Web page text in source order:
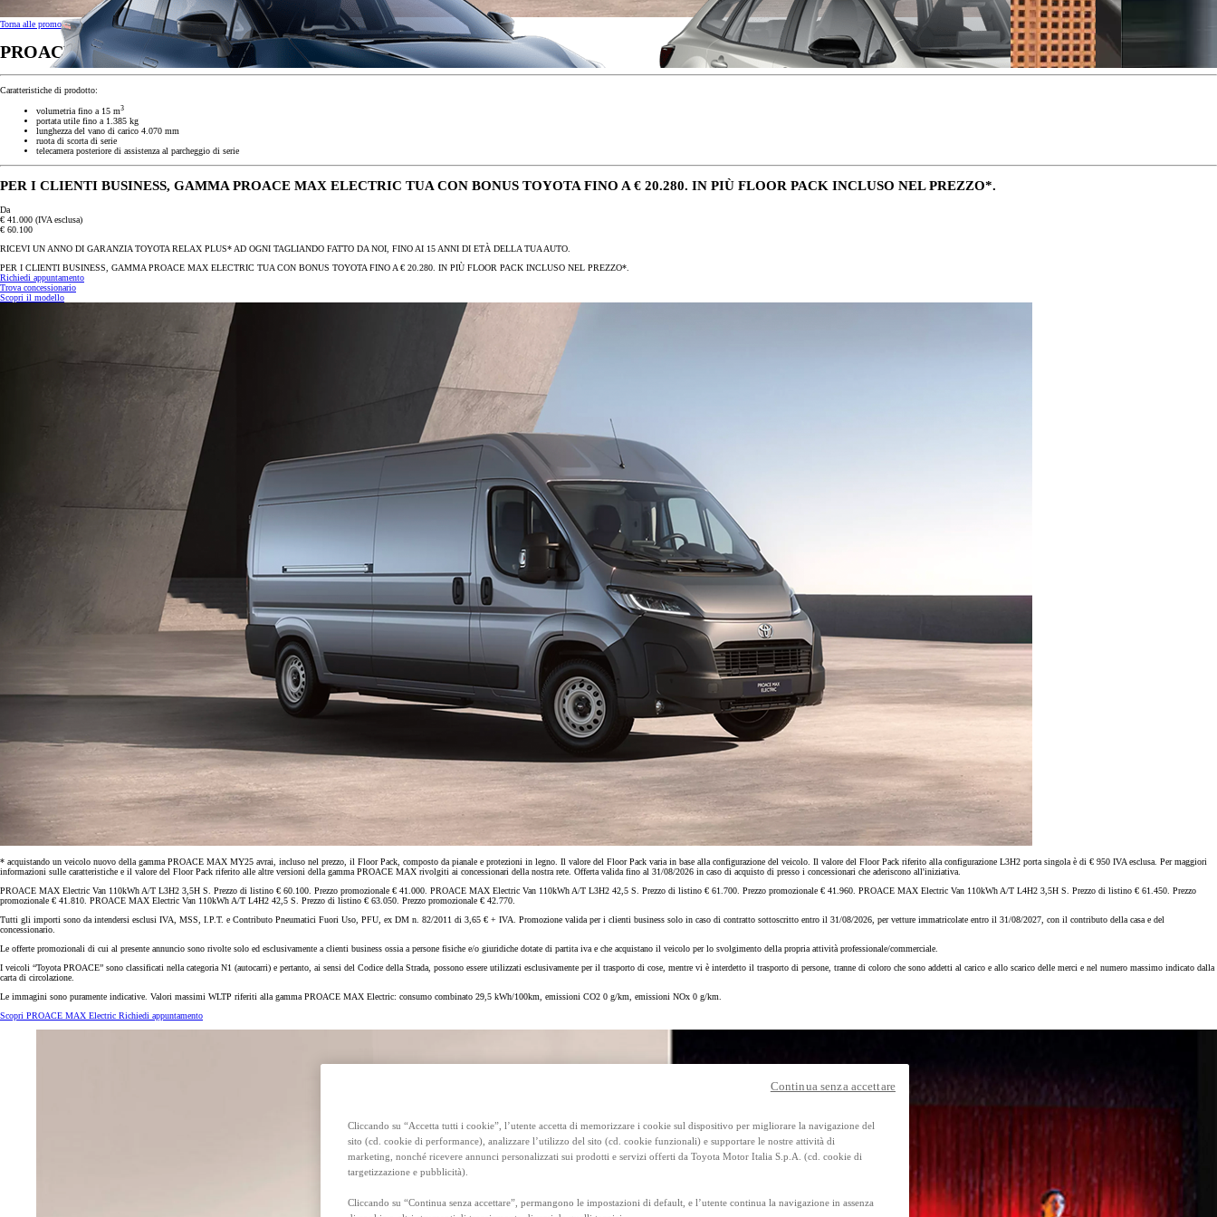
Da
Anche con finanziamento Toyota Easy Next da € 175 al mese
rata finale € 16.643
Da
Da
Anche con finanziamento Toyota Easy Next da € 239 al mese
TAN 7,25 % TAEG 8,38 %
47 rate con anticipo € 15.870,00
rata finale € 18.269
Da
Anche con finanziamento Toyota Easy Next da € 239 al mese
TAN 7,75 % TAEG 8,95 %
rata finale € 17.897
FULL ELECTRIC
FULL HYBRID E PLUG-IN HYBRID
Gamma Toyota Professional
Usato Toyota Approved
Torna alle promozioni
PROACE Max Electric - Toyota Professional
Caratteristiche di prodotto:
volumetria fino a 15 m3
portata utile fino a 1.385 kg
lunghezza del vano di carico 4.070 mm
ruota di scorta di serie
telecamera posteriore di assistenza al parcheggio di serie
PER I CLIENTI BUSINESS, GAMMA PROACE MAX ELECTRIC TUA CON BONUS TOYOTA FINO A € 20.280. IN PIÙ FLOOR PACK INCLUSO NEL PREZZO*.
Da
€ 41.000 (IVA esclusa)
€ 60.100
RICEVI UN ANNO DI GARANZIA TOYOTA RELAX PLUS* AD OGNI TAGLIANDO FATTO DA NOI, FINO AI 15 ANNI DI ETÀ DELLA TUA AUTO.
PER I CLIENTI BUSINESS, GAMMA PROACE MAX ELECTRIC TUA CON BONUS TOYOTA FINO A € 20.280. IN PIÙ FLOOR PACK INCLUSO NEL PREZZO*.
Richiedi appuntamento
Trova concessionario
Scopri il modello
* acquistando un veicolo nuovo della gamma PROACE MAX MY25 avrai, incluso nel prezzo, il Floor Pack, composto da pianale e protezioni in legno. Il valore del Floor Pack varia in base alla configurazione del veicolo. Il valore del Floor Pack riferito alla configurazione L3H2 porta singola è di € 950 IVA esclusa. Per maggiori
informazioni sulle caratteristiche e il valore del Floor Pack riferito alle altre versioni della gamma PROACE MAX rivolgiti ai concessionari della nostra rete. Offerta valida fino al 31/08/2026 in caso di acquisto di presso i concessionari che aderiscono all'iniziativa.
PROACE MAX Electric Van 110kWh A/T L3H2 3,5H S. Prezzo di listino € 60.100. Prezzo promozionale € 41.000. PROACE MAX Electric Van 110kWh A/T L3H2 42,5 S. Prezzo di listino € 61.700. Prezzo promozionale € 41.960. PROACE MAX Electric Van 110kWh A/T L4H2 3,5H S. Prezzo di listino € 61.450. Prezzo
promozionale € 41.810. PROACE MAX Electric Van 110kWh A/T L4H2 42,5 S. Prezzo di listino € 63.050. Prezzo promozionale € 42.770.
Tutti gli importi sono da intendersi esclusi IVA, MSS, I.P.T. e Contributo Pneumatici Fuori Uso, PFU, ex DM n. 82/2011 di 3,65 € + IVA. Promozione valida per i clienti business solo in caso di contratto sottoscritto entro il 31/08/2026, per vetture immatricolate entro il 31/08/2027, con il contributo della casa e del
concessionario.
Le offerte promozionali di cui al presente annuncio sono rivolte solo ed esclusivamente a clienti business ossia a persone fisiche e/o giuridiche dotate di partita iva e che acquistano il veicolo per lo svolgimento della propria attività professionale/commerciale.
I veicoli “Toyota PROACE” sono classificati nella categoria N1 (autocarri) e pertanto, ai sensi del Codice della Strada, possono essere utilizzati esclusivamente per il trasporto di cose, mentre vi è interdetto il trasporto di persone, tranne di coloro che sono addetti al carico e allo scarico delle merci e nel numero massimo indicato dalla
carta di circolazione.
Le immagini sono puramente indicative. Valori massimi WLTP riferiti alla gamma PROACE MAX Electric: consumo combinato 29,5 kWh/100km, emissioni CO2 0 g/km, emissioni NOx 0 g/km.
Scopri PROACE MAX Electric Richiedi appuntamento
Cliccando su “Accetta tutti i cookie”, l’utente accetta di memorizzare i cookie sul dispositivo per migliorare la navigazione del
sito (cd. cookie di performance), analizzare l’utilizzo del sito (cd. cookie funzionali) e supportare le nostre attività di
marketing, nonché ricevere annunci personalizzati sui prodotti e servizi offerti da Toyota Motor Italia S.p.A. (cd. cookie di
targetizzazione e pubblicità).
Cliccando su “Continua senza accettare”, permangono le impostazioni di default, e l’utente continua la navigazione in assenza
Continua senza accettare